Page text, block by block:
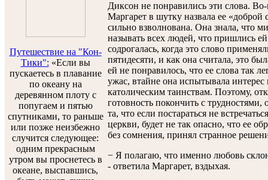
Путешествие на "Кон-
Тики": «Если вы
пускаетесь в плавание
по океану на
деревянном плоту с
попугаем и пятью
спутниками, то раньше
или позже неизбежно
случится следующее:
одним прекрасным
утром вы проснетесь в
океане, выспавшись,
Диксон не понравились эти слова.
Маргарет в шутку назвала ее «доброй
сильно взволнована. Она знала, что
называть всех людей, что пришлись
содрогалась, когда это слово
пятидесяти, и как она считала, это
ей не понравилось, что ее слова так
ужас, втайне она испытывала
католическим таинствам. Поэтому,
готовность покончить с
та, что если постараться не
церкви, будет не так опасно, что ее
без сомнения, принял странное
− Я полагаю, что именно любовь
- ответила Маргарет, вздыхая.